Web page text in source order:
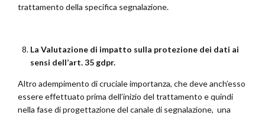
trattamento della specifica segnalazione.
La Valutazione di impatto sulla protezione dei dati ai
sensi dell’art. 35 gdpr.
Altro adempimento di cruciale importanza, che deve anch’esso
essere effettuato prima dell’inizio del trattamento e quindi
nella fase di progettazione del canale di segnalazione, una